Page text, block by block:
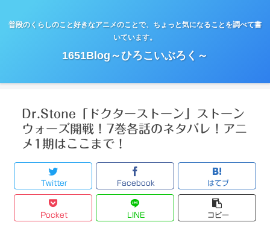
普段のくらしのこと好きなアニメのことで、ちょっと気になることを調べて書
いています。
1651Blog～ひろこいぶろく～
Dr.Stone「ドクターストーン」ストーン
ウォーズ開戦！7巻各話のネタバレ！アニ
メ1期はここまで！
Twitter Facebook はてブ
Pocket LINE コピー